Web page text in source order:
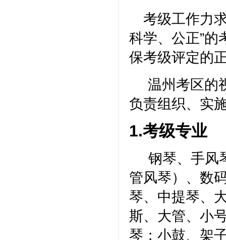
考级工作力
科学、公正”的
保考级评定的
温州考区的
负责组织、实
1.考级专业
钢琴、手风
管风琴）、数
琴、中提琴、
斯、大管、小
琴；小鼓、架